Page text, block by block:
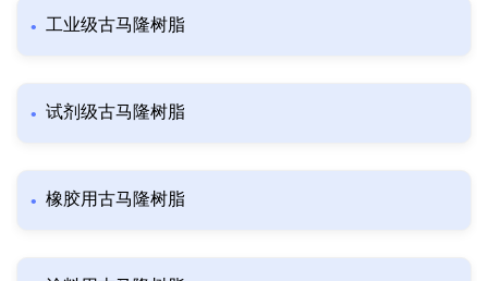
工业级古马隆树脂
试剂级古马隆树脂
橡胶用古马隆树脂